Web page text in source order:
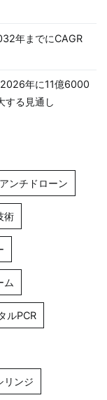
年までにCAGR
年に11億6000
する見通し
アンチドローン
術
ム
ルPCR
リンジ